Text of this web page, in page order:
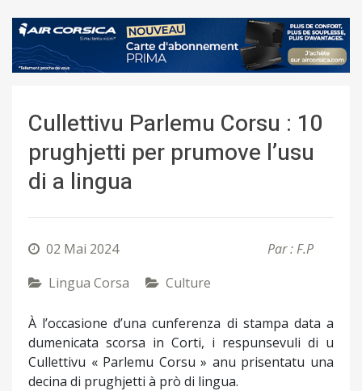
Cullettivu Parlemu Corsu : 10
prughjetti per prumove l’usu
di a lingua
02 Mai 2024
Par : F.P
Lingua Corsa
Culture
À l’occasione d’una cunferenza di stampa data a
dumenicata scorsa in Corti, i respunsevuli di u
Cullettivu « Parlemu Corsu » anu prisentatu una
decina di prughjetti à prò di lingua.